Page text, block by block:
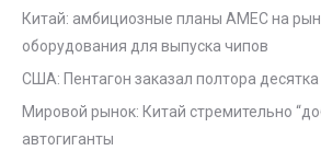
Китай: амбициозные планы AMEC на
оборудования для выпуска чипов
США: Пентагон заказал полтора
Мировой рынок: Китай стремительно
автогиганты